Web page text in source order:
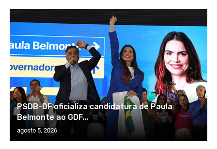
PSDB-DF oficializa candidatura de Paula
Belmonte ao GDF...
agosto 5, 2026